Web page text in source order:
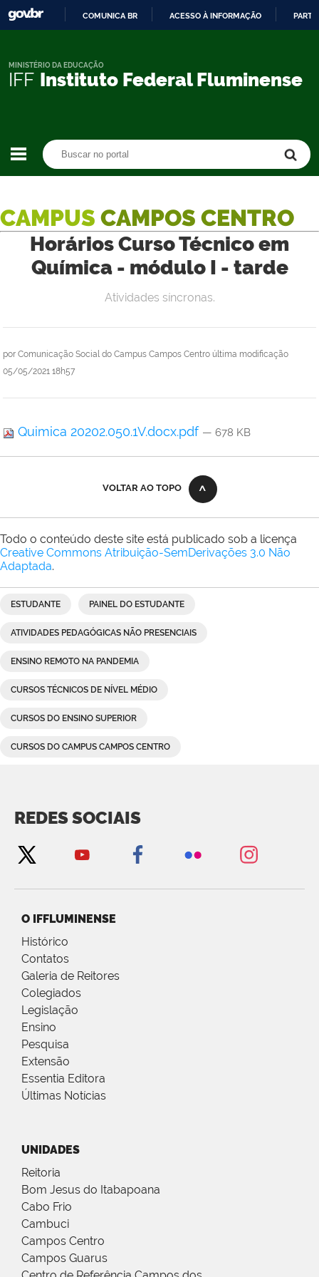
CONTEÚDO
COMUNICA BR ACESSO À INFORMAÇÃO
IFF Instituto Federal Fluminense
MINISTÉRIO DA EDUCAÇÃO
CAMPUS CAMPOS CENTRO
Horários Curso Técnico em
Química - módulo I - tarde
por Comunicação Social do Campus Campos Centro última modificação
05/05/2021 18h57
Atividades síncronas.
Quimica 20202.050.1V.docx.pdf — 678 KB
VOLTAR AO TOPO
Todo o conteúdo deste site está publicado sob a licença
Creative Commons Atribuição-SemDerivações 3.0 Não
Adaptada.
ESTUDANTE PAINEL DO ESTUDANTE
ATIVIDADES PEDAGÓGICAS NÃO PRESENCIAIS
ENSINO REMOTO NA PANDEMIA
CURSOS TÉCNICOS DE NÍVEL MÉDIO
CURSOS DO ENSINO SUPERIOR
CURSOS DO CAMPUS CAMPOS CENTRO
REDES SOCIAIS
O IFFLUMINENSE
Histórico
Contatos
Galeria de Reitores
Colegiados
Legislação
Ensino
Pesquisa
Extensão
Essentia Editora
Últimas Notícias
UNIDADES
Reitoria
Bom Jesus do Itabapoana
Cabo Frio
Cambuci
Campos Centro
Campos Guarus